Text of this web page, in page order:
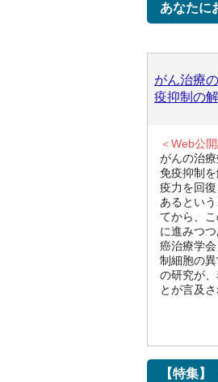
あなたに
がん治療
疫抑制の
＜Web公
がんの治療
免疫抑制
疫力を回
あるとい
てから、
に進みつ
癌治療学
制細胞の
の研究が
とが言及さ
【特集